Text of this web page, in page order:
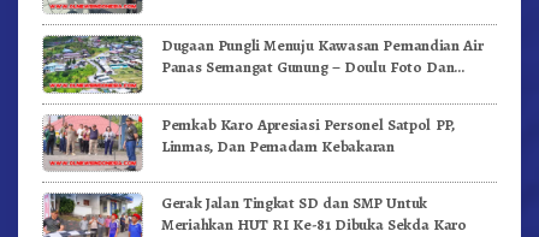
Dugaan Pungli Menuju Kawasan Pemandian Air
Panas Semangat Gunung – Doulu Foto Dan
Pemkab Karo Apresiasi Personel Satpol PP,
Linmas, Dan Pemadam Kebakaran
Gerak Jalan Tingkat SD dan SMP Untuk
Meriahkan HUT RI Ke-81 Dibuka Sekda Karo